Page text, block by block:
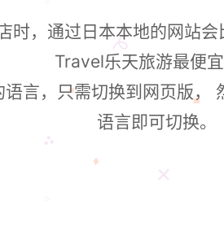
时，通过日本本地的网站
Travel乐天旅游最便
语言，只需切换到网页版，
语言即可切换。